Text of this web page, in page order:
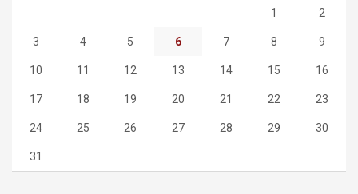
1 2
3 4 5 6 7 8 9
10 11 12 13 14 15 16
17 18 19 20 21 22 23
24 25 26 27 28 29 30
31